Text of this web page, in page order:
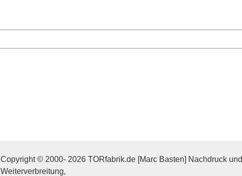
Copyright © 2000- 2026 TORfabrik.de [Marc Basten] Nachdruck und
Weiterverbreitung,